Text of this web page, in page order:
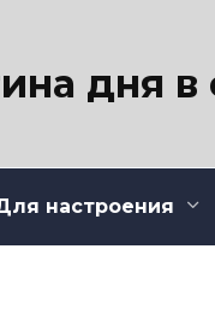
дня
настроения